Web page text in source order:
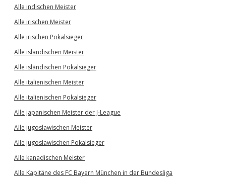
Alle indischen Meister
Alle irischen Meister
Alle irischen Pokalsieger
Alle isländischen Meister
Alle isländischen Pokalsieger
Alle italienischen Meister
Alle italienischen Pokalsieger
Alle japanischen Meister der J-League
Alle jugoslawischen Meister
Alle jugoslawischen Pokalsieger
Alle kanadischen Meister
Alle Kapitäne des FC Bayern München in der Bundesliga